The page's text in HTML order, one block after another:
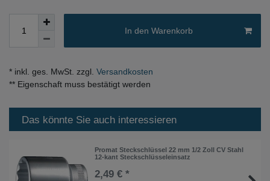
In den Warenkorb
* inkl. ges. MwSt. zzgl. Versandkosten
** Eigenschaft muss bestätigt werden
Das könnte Sie auch interessieren
Promat Steckschlüssel 22 mm 1/2 Zoll CV Stahl
12-kant Steckschlüsseleinsatz
2,49 € *